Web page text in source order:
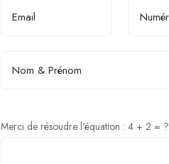
Merci de résoudre l'équation : 4 + 2 = ?